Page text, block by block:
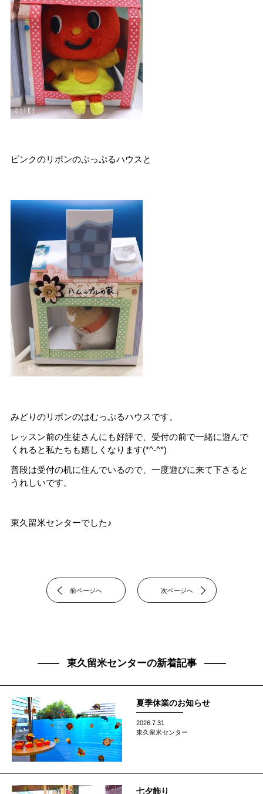
ピンクのリボンのぷっぷるハウスと
みどりのリボンのはむっぷるハウスです。
レッスン前の生徒さんにも好評で、受付の前で一緒に遊んで
くれると私たちも嬉しくなります(*^-^*)
普段は受付の机に住んでいるので、一度遊びに来て下さると
うれしいです。
東久留米センターでした♪
前ページへ 次ページへ
東久留米センターの新着記事
夏季休業のお知らせ
2026.7.31
東久留米センター
七夕飾り